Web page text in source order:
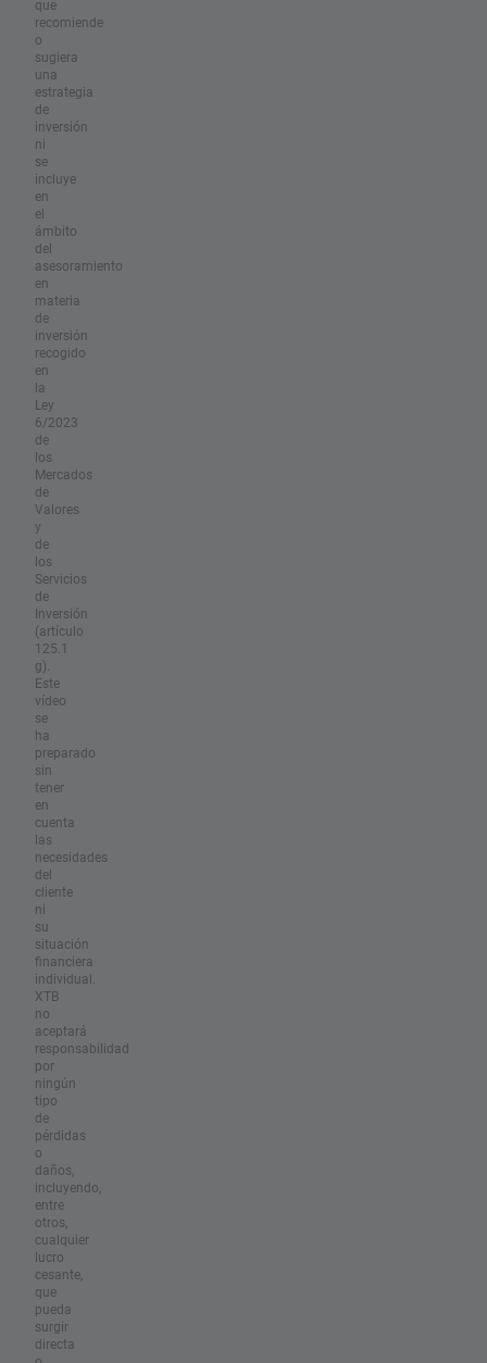
que
recomiende
o
sugiera
una
estrategia
de
inversión
ni
se
incluye
en
el
ámbito
del
asesoramiento
en
materia
de
inversión
recogido
en
la
Ley
6/2023
de
los
Mercados
de
Valores
y
de
los
Servicios
de
Inversión
(artículo
125.1
g).
Este
vídeo
se
ha
preparado
sin
tener
en
cuenta
las
necesidades
del
cliente
ni
su
situación
financiera
individual.
XTB
no
aceptará
responsabilidad
por
ningún
tipo
de
pérdidas
o
daños,
incluyendo,
entre
otros,
cualquier
lucro
cesante,
que
pueda
surgir
directa